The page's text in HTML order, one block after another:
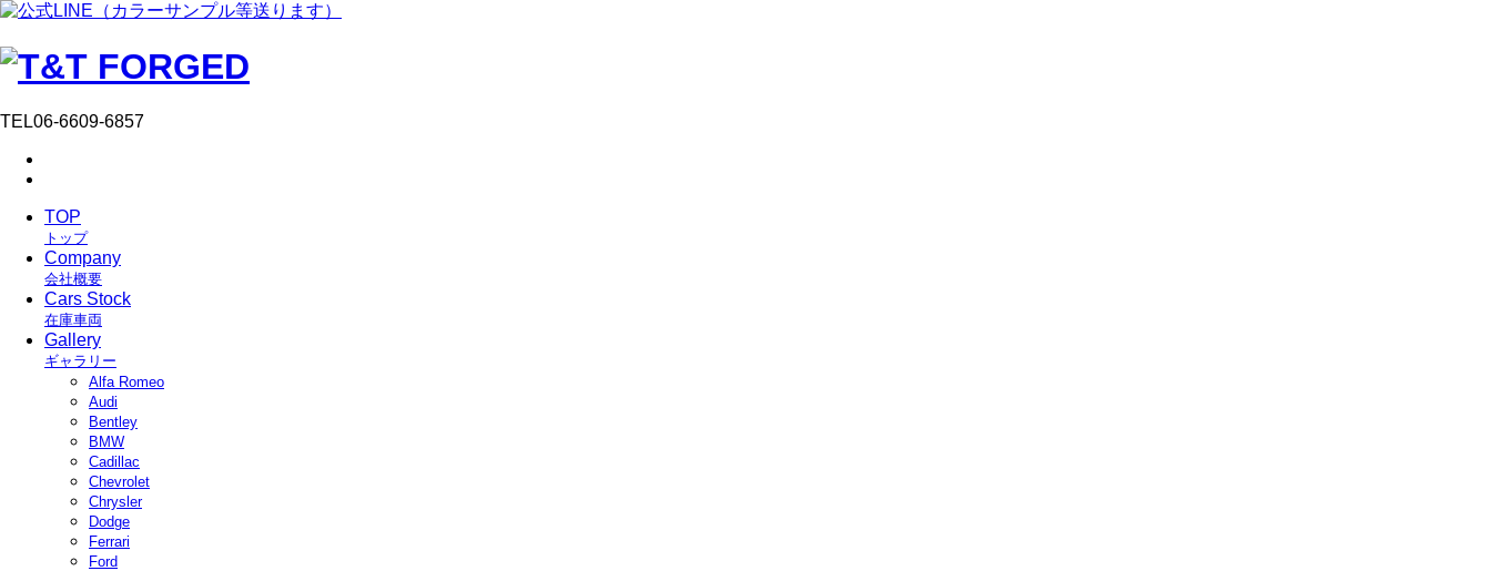
TEL06-6609-6857
TOP
トップ
Company
会社概要
Cars Stock
在庫車両
Gallery
ギャラリー
Alfa Romeo
Audi
Bentley
BMW
Cadillac
Chevrolet
Chrysler
Dodge
Ferrari
Ford